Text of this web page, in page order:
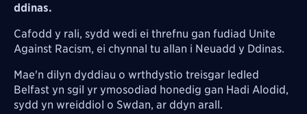
ddinas.
Cafodd y rali, sydd wedi ei threfnu gan fudiad Unite
Against Racism, ei chynnal tu allan i Neuadd y Ddinas.
Mae'n dilyn dyddiau o wrthdystio treisgar ledled
Belfast yn sgil yr ymosodiad honedig gan Hadi Alodid,
sydd yn wreiddiol o Swdan, ar ddyn arall.